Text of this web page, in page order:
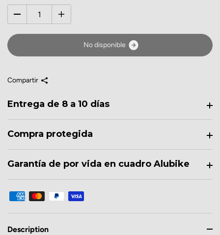
Nodisponible
Compartir
Entrega de 8 a 10 días
Compra protegida
Garantía de por vida en cuadro Alubike
Description